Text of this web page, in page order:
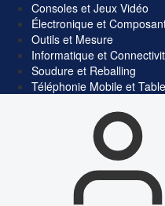
Consoles et Jeux Vidéo
Électronique et
Outils et Mesure
Informatique et
Soudure et Reballing
Téléphonie Mobile et